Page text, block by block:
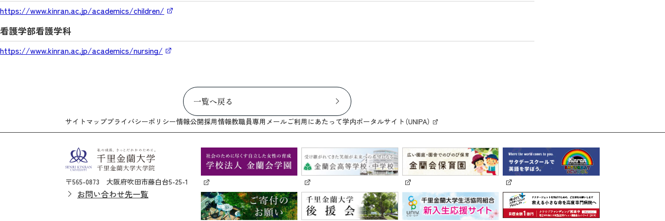
https://www.kinran.ac.jp/academics/children/
看護学部看護学科
https://www.kinran.ac.jp/academics/nursing/
一覧へ戻る
サイトマッププライバシーポリシー情報公開採用情報教職員専用メールご利用にあたって学内ポータルサイト（UNIPA）
〒565-0873 大阪府吹田市藤白台5-25-1
お問い合わせ先一覧